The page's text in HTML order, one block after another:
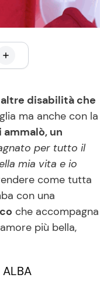
disabilità che
ma anche con la
ammalò, un
per tutto il
mia vita e io
come tutta
con una
che accompagna
più bella,
ALBA